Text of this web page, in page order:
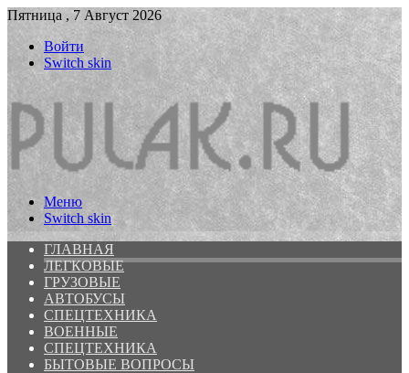
Пятница , 7 Август 2026
Войти
Switch skin
Меню
Switch skin
ГЛАВНАЯ
ЛЕГКОВЫЕ
ГРУЗОВЫЕ
АВТОБУСЫ
СПЕЦТЕХНИКА
ВОЕННЫЕ
СПЕЦТЕХНИКА
БЫТОВЫЕ ВОПРОСЫ